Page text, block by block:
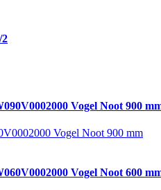
Vogel Noot 900
Vogel Noot 900 mm
Vogel Noot 600